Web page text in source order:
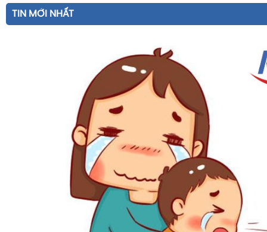
TIN MỚI NHẤT